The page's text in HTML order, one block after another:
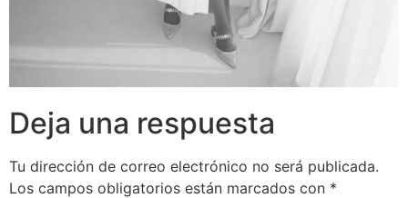
Deja una respuesta
Tu dirección de correo electrónico no será publicada.
Los campos obligatorios están marcados con *